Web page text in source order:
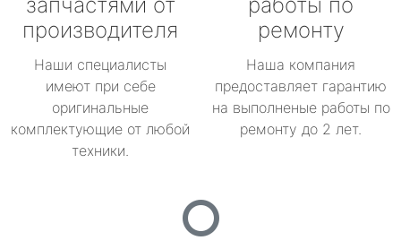
производителя
Наши специалисты
имеют при себе
оригинальные
комплектующие от любой
техники.
ремонту
Наша компания
предоставляет гарантию
на выполненые работы по
ремонту до 2 лет.